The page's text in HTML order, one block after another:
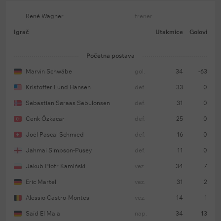
Keln nije pobedio u gostima od početka oktobra
(šest remija i šest poraza).
pet međusobnih mečeva.
Očekivani sastav Kelna (4-2-3-1): Marvin Švebe —
Kristofer Lun Hansen, Dženk Ozdžar, Joel Šmid,
Sebastijan Sebulonsen — Isak Johaneson, Erik
Majna — Marijus Bulter.
povređeni).
René Wagner trener
Igrač Utakmice Golovi
Početna postava
Marvin Schwäbe gol. 34 -63
Kristoffer Lund Hansen def. 33 0
Sebastian Søraas Sebulonsen def. 31 0
Cenk Özkacar def. 25 0
Joël Pascal Schmied def. 16 0
Jahmai Simpson-Pusey def. 11 0
Jakub Piotr Kamiński vez. 34 7
Eric Martel vez. 31 2
Alessio Castro-Montes vez. 14 1
Saïd El Mala nap. 34 13